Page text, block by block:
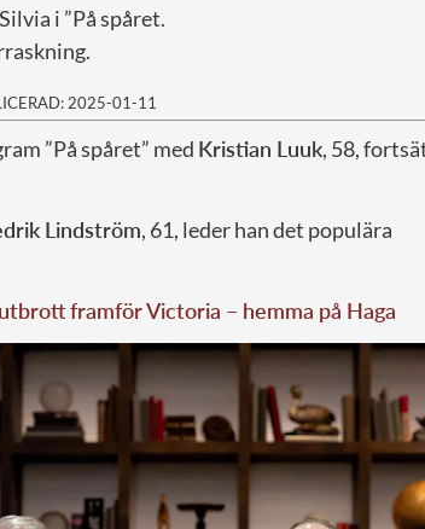
i ”På spåret.
2025-01-11
”På spåret” med Kristian Luuk, 58,
Lindström, 61, leder han det populära
framför Victoria – hemma på Haga